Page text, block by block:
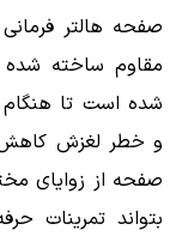
صفحه هالتر
مقاوم ساخته
شده است تا
و خطر لغزش کاهش
صفحه از زوایای
بتواند تمرینات